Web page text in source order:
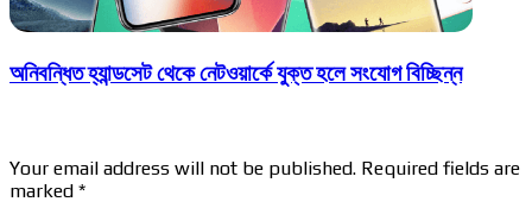
অনিবন্ধিত হ্যান্ডসেট থেকে নেটওয়ার্কে যুক্ত হলে সংযোগ বিচ্ছিন্ন
Your email address will not be published. Required fields are
marked *